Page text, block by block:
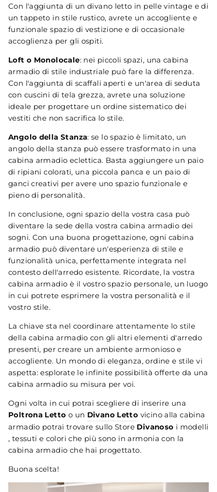
Con l'aggiunta di un divano letto in pelle vintage e di
un tappeto in stile rustico, avrete un accogliente e
funzionale spazio di vestizione e di occasionale
accoglienza per gli ospiti.
Loft o Monolocale: nei piccoli spazi, una cabina
armadio di stile industriale può fare la differenza.
Con l'aggiunta di scaffali aperti e un'area di seduta
con cuscini di tela grezza, avrete una soluzione
ideale per progettare un ordine sistematico dei
vestiti che non sacrifica lo stile.
Angolo della Stanza: se lo spazio è limitato, un
angolo della stanza può essere trasformato in una
cabina armadio eclettica. Basta aggiungere un paio
di ripiani colorati, una piccola panca e un paio di
ganci creativi per avere uno spazio funzionale e
pieno di personalità.
In conclusione, ogni spazio della vostra casa può
diventare la sede della vostra cabina armadio dei
sogni. Con una buona progettazione, ogni cabina
armadio può diventare un'esperienza di stile e
funzionalità unica, perfettamente integrata nel
contesto dell'arredo esistente. Ricordate, la vostra
cabina armadio è il vostro spazio personale, un luogo
in cui potrete esprimere la vostra personalità e il
vostro stile.
La chiave sta nel coordinare attentamente lo stile
della cabina armadio con gli altri elementi d'arredo
presenti, per creare un ambiente armonioso e
accogliente. Un mondo di eleganza, ordine e stile vi
aspetta: esplorate le infinite possibilità offerte da una
cabina armadio su misura per voi.
Ogni volta in cui potrai scegliere di inserire una
Poltrona Letto o un Divano Letto vicino alla cabina
armadio potrai trovare sullo Store Divanoso i modelli
, tessuti e colori che più sono in armonia con la
cabina armadio che hai progettato.
Buona scelta!